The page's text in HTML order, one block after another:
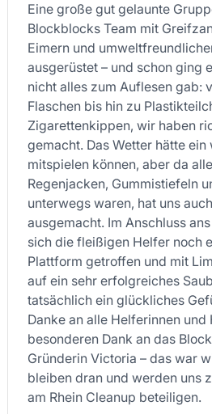
Eine große gut gelaunte
Blockblocks Team mit
Eimern und
ausgerüstet – und schon ging
nicht alles zum Auflesen gab:
Flaschen bis hin zu
Zigarettenkippen, wir haben
gemacht. Das Wetter hätte ein
mitspielen können, aber da
Regenjacken, Gummistiefeln
unterwegs waren, hat uns
ausgemacht. Im Anschluss ans
sich die fleißigen Helfer noch
Plattform getroffen und mit
auf ein sehr erfolgreiches
tatsächlich ein glückliches
Danke an alle Helferinnen
besonderen Dank an das
Gründerin Victoria – das war
bleiben dran und werden uns
am Rhein Cleanup beteiligen.